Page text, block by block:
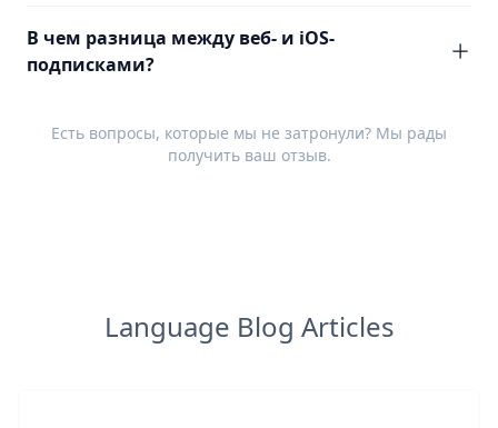
В чем разница между веб- и iOS-
подписками?
Есть вопросы, которые мы не затронули? Мы рады
получить ваш отзыв.
Language Blog Articles